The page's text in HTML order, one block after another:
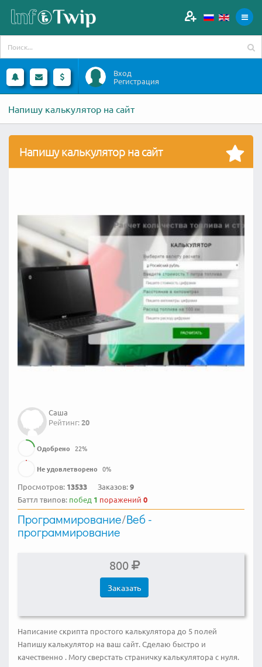
Вход
Регистрация
Напишу калькулятор на сайт
Напишу калькулятор на сайт
Саша
Рейтинг:20
Одобрено 22%
Не удовлетворено 0%
Просмотров: 13533 Заказов:9
Баттл твипов: побед 1 поражений 0
Программирование/Веб -
программирование
800
Заказать
Написание скрипта простого калькулятора до 5 полей
Напишу калькулятор на ваш сайт. Сделаю быстро и
качественно . Могу сверстать страничку калькулятора с нуля.